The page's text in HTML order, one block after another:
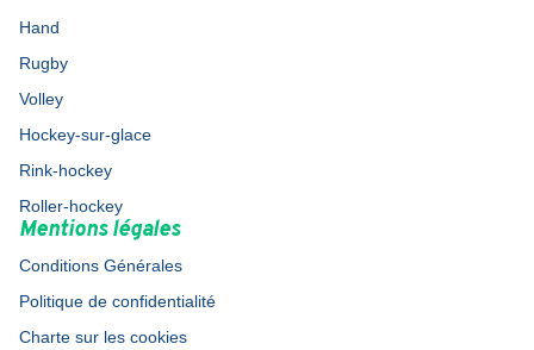
Hand
Rugby
Volley
Hockey-sur-glace
Rink-hockey
Roller-hockey
Mentions légales
Conditions Générales
Politique de confidentialité
Charte sur les cookies